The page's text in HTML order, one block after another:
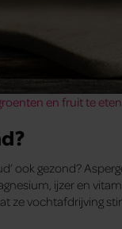
en fruit te
ook gezond?
ijzer en
ze vochtafdrijving